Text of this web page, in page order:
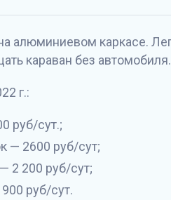
алюминиевом каркасе.
караван без автомобиля.
г.:
руб/сут.;
— 2600 руб/сут;
2 200 руб/сут;
руб/сут.